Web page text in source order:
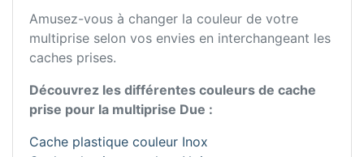
Amusez-vous à changer la couleur de votre
multiprise selon vos envies en interchangeant les
caches prises.
Découvrez les différentes couleurs de cache
prise pour la multiprise Due :
Cache plastique couleur Inox